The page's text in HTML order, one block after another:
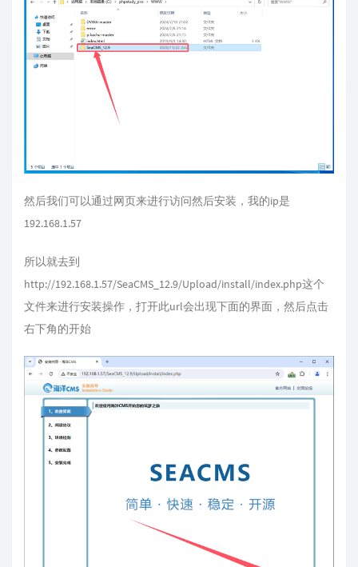
然后我们可以通过网页来进行访问然后安装，我的ip是
192.168.1.57
所以就去到
http://192.168.1.57/SeaCMS_12.9/Upload/install/index.php这个
文件来进行安装操作，打开此url会出现下面的界面，然后点击
右下角的开始